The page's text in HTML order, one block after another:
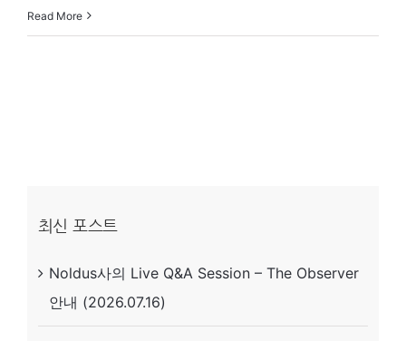
Interaction
연
Read More
최신 포스트
Noldus사의 Live Q&A Session – The Observer
안내 (2026.07.16)